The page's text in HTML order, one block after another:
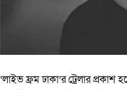
‘লাইভ ফ্রম ঢাকা’র ট্রেলার